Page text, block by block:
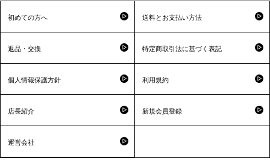
初めての方へ 送料とお支払い方法
返品・交換 特定商取引法に基づく表記
個人情報保護方針 利用規約
店長紹介 新規会員登録
運営会社